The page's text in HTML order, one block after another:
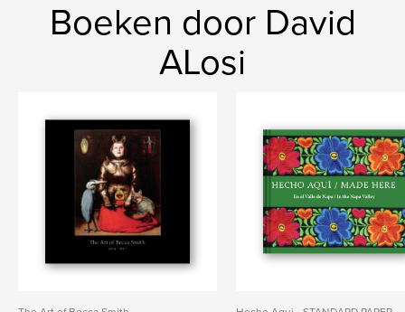
Boeken door David
ALosi